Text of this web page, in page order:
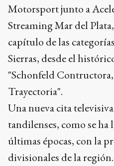
Motorsport junto a
Streaming Mar del
capítulo de las
Sierras, desde el
"Schonfeld
Trayectoria".
Una nueva cita
tandilenses, como se ha
últimas épocas, con la
divisionales de la región.